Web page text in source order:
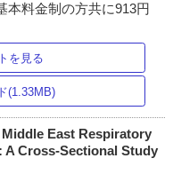
本料金制の方共に913円
を見る
(1.33MB)
East Respiratory
Cross-Sectional Study